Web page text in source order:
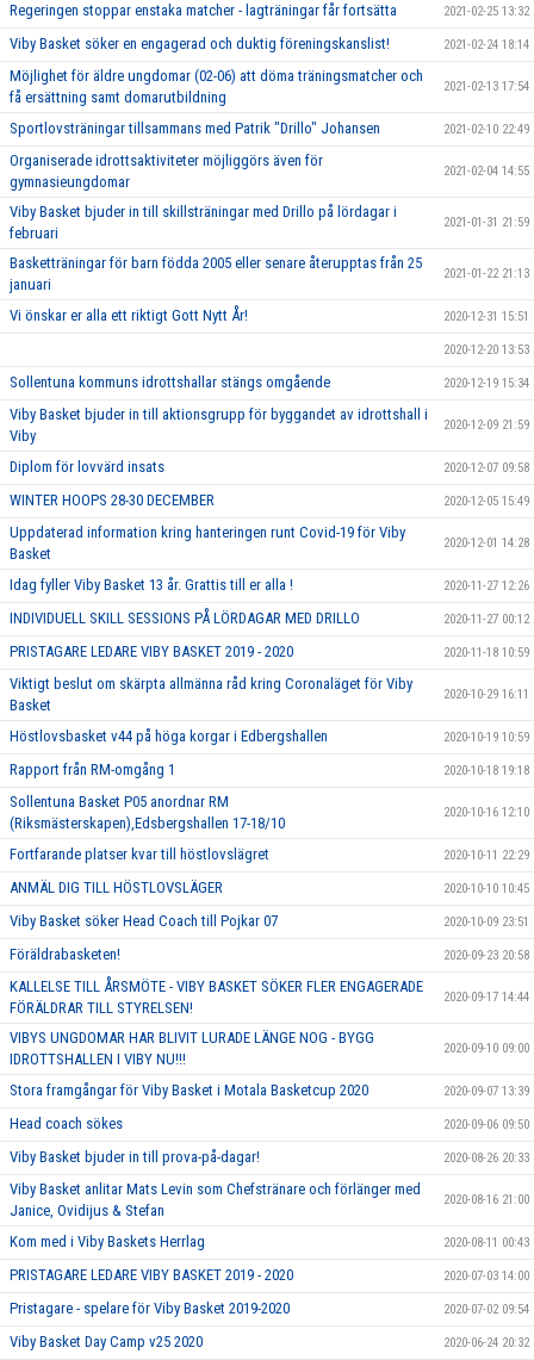
Regeringen stoppar enstaka matcher - lagträningar får fortsätta 2021-02-25 13:32
Viby Basket söker en engagerad och duktig föreningskanslist! 2021-02-24 18:14
Möjlighet för äldre ungdomar (02-06) att döma träningsmatcher och
få ersättning samt domarutbildning
2021-02-13 17:54
Sportlovsträningar tillsammans med Patrik "Drillo" Johansen 2021-02-10 22:49
Organiserade idrottsaktiviteter möjliggörs även för
gymnasieungdomar
2021-02-04 14:55
Viby Basket bjuder in till skillsträningar med Drillo på lördagar i
februari
2021-01-31 21:59
Basketträningar för barn födda 2005 eller senare återupptas från 25
januari
2021-01-22 21:13
Vi önskar er alla ett riktigt Gott Nytt År! 2020-12-31 15:51
2020-12-20 13:53
Sollentuna kommuns idrottshallar stängs omgående 2020-12-19 15:34
Viby Basket bjuder in till aktionsgrupp för byggandet av idrottshall i
Viby
2020-12-09 21:59
Diplom för lovvärd insats 2020-12-07 09:58
WINTER HOOPS 28-30 DECEMBER 2020-12-05 15:49
Uppdaterad information kring hanteringen runt Covid-19 för Viby
Basket
2020-12-01 14:28
Idag fyller Viby Basket 13 år. Grattis till er alla ! 2020-11-27 12:26
INDIVIDUELL SKILL SESSIONS PÅ LÖRDAGAR MED DRILLO 2020-11-27 00:12
PRISTAGARE LEDARE VIBY BASKET 2019 - 2020 2020-11-18 10:59
Viktigt beslut om skärpta allmänna råd kring Coronaläget för Viby
Basket
2020-10-29 16:11
Höstlovsbasket v44 på höga korgar i Edbergshallen 2020-10-19 10:59
Rapport från RM-omgång 1 2020-10-18 19:18
Sollentuna Basket P05 anordnar RM
(Riksmästerskapen),Edsbergshallen 17-18/10
2020-10-16 12:10
Fortfarande platser kvar till höstlovslägret 2020-10-11 22:29
ANMÄL DIG TILL HÖSTLOVSLÄGER 2020-10-10 10:45
Viby Basket söker Head Coach till Pojkar 07 2020-10-09 23:51
Föräldrabasketen! 2020-09-23 20:58
KALLELSE TILL ÅRSMÖTE - VIBY BASKET SÖKER FLER ENGAGERADE
FÖRÄLDRAR TILL STYRELSEN!
2020-09-17 14:44
VIBYS UNGDOMAR HAR BLIVIT LURADE LÄNGE NOG - BYGG
IDROTTSHALLEN I VIBY NU!!!
2020-09-10 09:00
Stora framgångar för Viby Basket i Motala Basketcup 2020 2020-09-07 13:39
Head coach sökes 2020-09-06 09:50
Viby Basket bjuder in till prova-på-dagar! 2020-08-26 20:33
Viby Basket anlitar Mats Levin som Chefstränare och förlänger med
Janice, Ovidijus & Stefan
2020-08-16 21:00
Kom med i Viby Baskets Herrlag 2020-08-11 00:43
PRISTAGARE LEDARE VIBY BASKET 2019 - 2020 2020-07-03 14:00
Pristagare - spelare för Viby Basket 2019-2020 2020-07-02 09:54
Viby Basket Day Camp v25 2020 2020-06-24 20:32